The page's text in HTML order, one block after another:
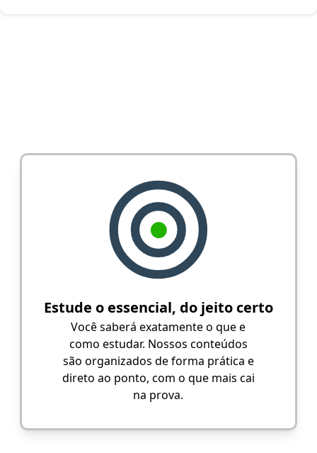
Estude o essencial, do jeito certo
Você saberá exatamente o que e
como estudar. Nossos conteúdos
são organizados de forma prática e
direto ao ponto, com o que mais cai
na prova.